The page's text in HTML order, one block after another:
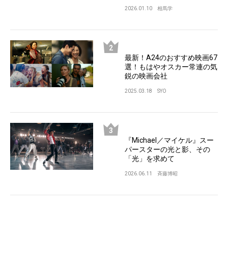
2026.01.10 相馬学
最新！A24のおすすめ映画67
選！もはやオスカー常連の気
鋭の映画会社
2025.03.18 SYO
『Michael／マイケル』スー
パースターの光と影、その
「光」を求めて
2026.06.11 斉藤博昭